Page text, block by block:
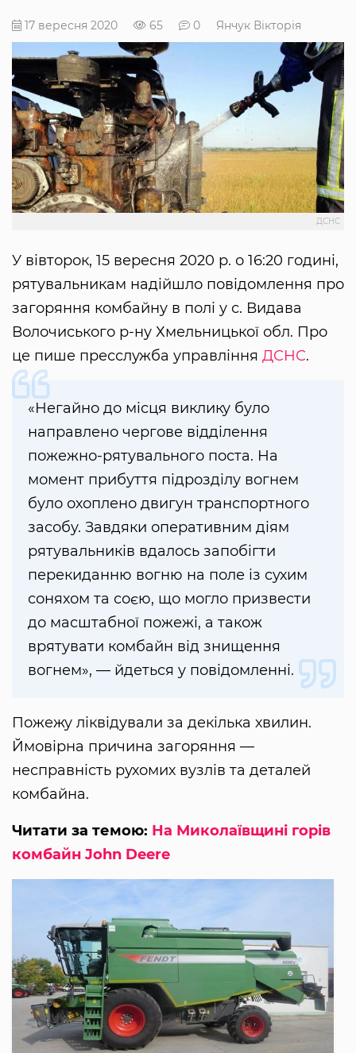
17 вересня 2020 65 0 Янчук Вікторія
ДСНС
У вівторок, 15 вересня 2020 р. о 16:20 годині,
рятувальникам надійшло повідомлення про
загоряння комбайну в полі у с. Видава
Волочиського р-ну Хмельницької обл. Про
це пише пресслужба управління ДСНС.
«Негайно до місця виклику було
направлено чергове відділення
пожежно-рятувального поста. На
момент прибуття підрозділу вогнем
було охоплено двигун транспортного
засобу. Завдяки оперативним діям
рятувальників вдалось запобігти
перекиданню вогню на поле із сухим
соняхом та соєю, що могло призвести
до масштабної пожежі, а також
врятувати комбайн від знищення
вогнем», — йдеться у повідомленні.
Пожежу ліквідували за декілька хвилин.
Ймовірна причина загоряння —
несправність рухомих вузлів та деталей
комбайна.
Читати за темою: На Миколаївщині горів
комбайн John Deere